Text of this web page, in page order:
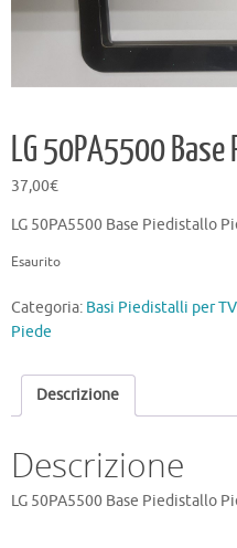
LG 50PA5500
37,00€
LG 50PA5500 Base Piedistallo
Esaurito
Categoria: Basi Piedistalli per TV
Piede
Descrizione
Descrizione
LG 50PA5500 Base Piedistallo